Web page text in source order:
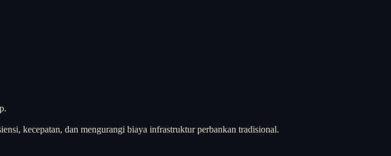
kecepatan, dan mengurangi biaya infrastruktur perbankan tradisional.